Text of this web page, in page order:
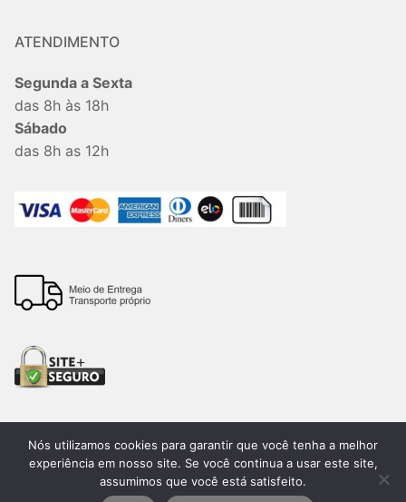
ATENDIMENTO
Segunda a Sexta
das 8h às 18h
Sábado
das 8h as 12h
Todos os direitos reservados. 2026®. Lemon Bauru –
CNPJ:15.205.424/0001-60. Desenvolvido por
Nós utilizamos cookies para garantir que você tenha a melhor
experiência em nosso site. Se você continua a usar este site,
assumimos que você está satisfeito.